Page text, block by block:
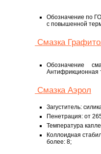
Обозначение по
с повышенной
Смазка
Обозначение
Антифрикционная
Смазка Аэрол
Загуститель:
Пенетрация: от
Температура
Коллоидная
более: 8;